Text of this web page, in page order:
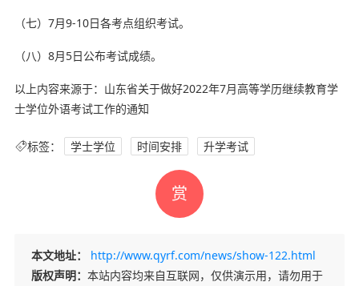
（七）7月9-10日各考点组织考试。
（八）8月5日公布考试成绩。
以上内容来源于：山东省关于做好2022年7月高等学历继续教育学
士学位外语考试工作的通知
标签： 学士学位 时间安排 升学考试
赏
本文地址：
http://www.qyrf.com/news/show-122.html
版权声明： 本站内容均来自互联网，仅供演示用，请勿用于